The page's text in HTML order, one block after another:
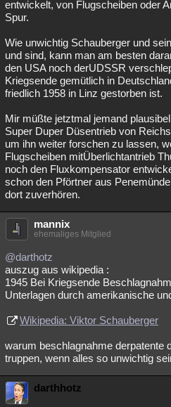
entwickelt, von Flugscheiben oder
Spur.
Wie unwichtig Schauberger und
und sind, kann man am besten
den USA noch derUDSSR
Kriegsende gemütlich in
friedlich 1958 in Linz gestorben ist.
Mir müßte jetztmal jemand
Super Duper Düsentrieb von
um ihn weiter forschen zu lassen,
Flugscheiben mitÜberlichtantrieb
noch den Fluxkompensator
schon den Pförtner aus
dort zuverhören.
mannix
ehemaliges Mitglied
@darthotz
auszug aus wikipedia :
1945 Bei Kriegsende
Unterlagen durch amerikanische
Wikipedia: Viktor Schauberger
warum beschlagnahme derpatente
truppen, wenn alles so unwichtig
darthhotz